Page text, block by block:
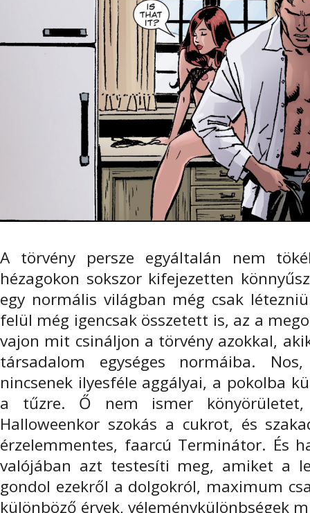
A törvény persze egyáltalán nem
hézagokon sokszor kifejezetten
egy normális világban még csak
felül még igencsak összetett is, az a
vajon mit csináljon a törvény azokkal,
társadalom egységes normáiba.
nincsenek ilyesféle aggályai, a pokolba
a tűzre. Ő nem ismer
Halloweenkor szokás a cukrot, és
érzelemmentes, faarcú Terminátor. És
valójában azt testesíti meg, amiket a
gondol ezekről a dolgokról, maximum
különböző érvek, véleménykülönbségek